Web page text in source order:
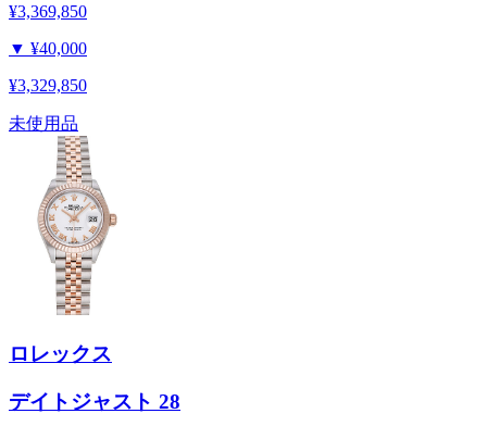
¥3,369,850
▼ ¥40,000
¥3,329,850
未使用品
ロレックス
デイトジャスト 28